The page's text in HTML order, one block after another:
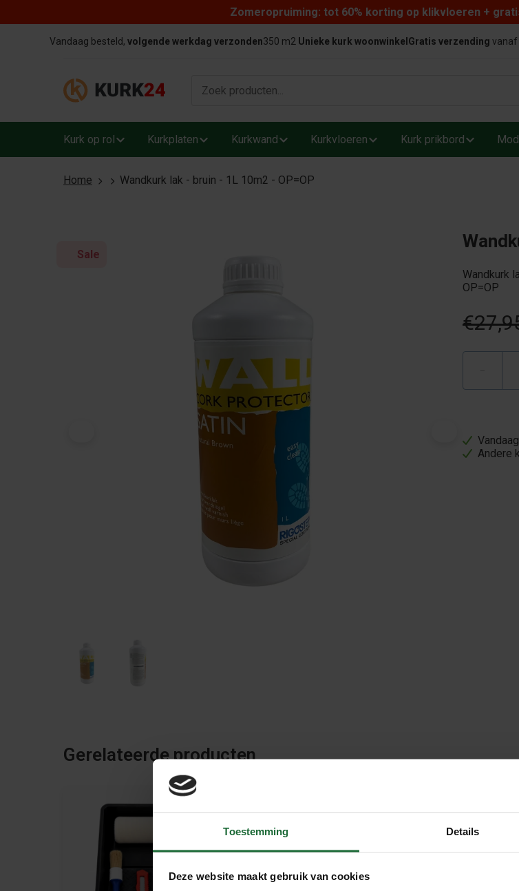
Toestemming Details
Deze website maakt gebruik van cookies
Zomeropruiming: tot 60% korting op klikvloeren +
Vandaag besteld, volgende werkdag verzonden350 m2 Unieke kurk woonwinkel Gratis verzending vanaf
Kurk op rol Kurkplaten Kurkwand Kurkvloeren Kurk prikbord
Home Wandkurk lak - bruin - 1L 10m2 - OP=OP
Sale
Wandkurk
OP=OP
Andere
Gerelateerde producten